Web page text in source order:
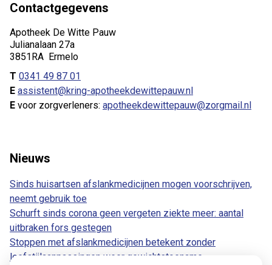
Contactgegevens
Apotheek De Witte Pauw
Julianalaan 27a
3851RA Ermelo
T 0341 49 87 01
E assistent@kring-apotheekdewittepauw.nl
E voor zorgverleners: apotheekdewittepauw@zorgmail.nl
Nieuws
Sinds huisartsen afslankmedicijnen mogen voorschrijven,
neemt gebruik toe
Schurft sinds corona geen vergeten ziekte meer: aantal
uitbraken fors gestegen
Stoppen met afslankmedicijnen betekent zonder
leefstijlaanpassingen weer gewichtstoename